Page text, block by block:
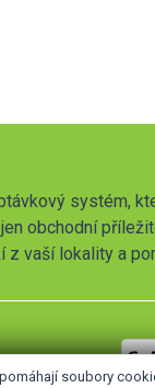
systém,
obchodní
z vaší lokality a
soubory